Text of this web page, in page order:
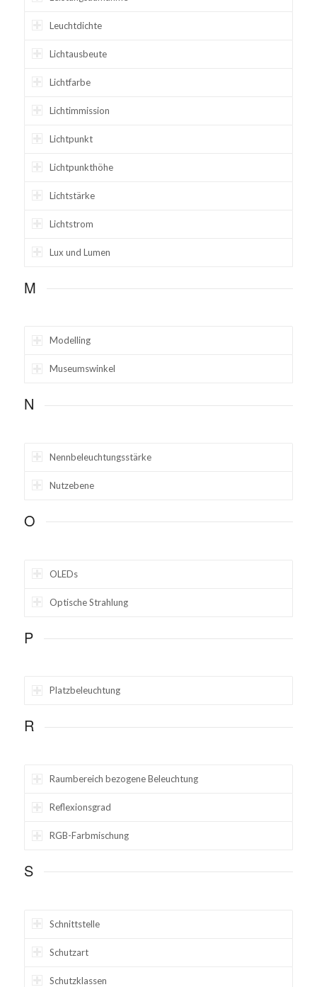
Leuchtdichte
Lichtausbeute
Lichtfarbe
Lichtimmission
Lichtpunkt
Lichtpunkthöhe
Lichtstärke
Lichtstrom
Lux und Lumen
M
Modelling
Museumswinkel
N
Nennbeleuchtungsstärke
Nutzebene
O
OLEDs
Optische Strahlung
P
Platzbeleuchtung
R
Raumbereich bezogene Beleuchtung
Reflexionsgrad
RGB-Farbmischung
S
Schnittstelle
Schutzart
Schutzklassen